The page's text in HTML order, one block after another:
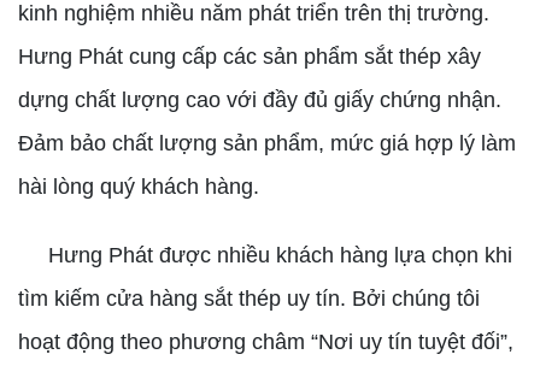
kinh nghiệm nhiều năm phát triển trên thị trường.
Hưng Phát cung cấp các sản phẩm sắt thép xây
dựng chất lượng cao với đầy đủ giấy chứng nhận.
Đảm bảo chất lượng sản phẩm, mức giá hợp lý làm
hài lòng quý khách hàng.
Hưng Phát được nhiều khách hàng lựa chọn khi
tìm kiếm cửa hàng sắt thép uy tín. Bởi chúng tôi
hoạt động theo phương châm “Nơi uy tín tuyệt đối”,